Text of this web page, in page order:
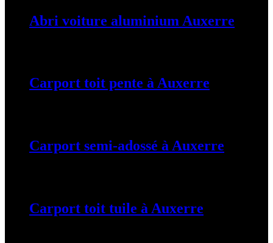
Abri voiture aluminium Auxerre
Carport toit pente à Auxerre
Carport semi-adossé à Auxerre
Carport toit tuile à Auxerre